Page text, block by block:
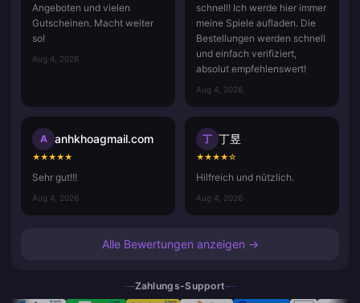
Angeboten und vielen
Gutscheinen. Macht weiter
so!
Aug 4, 2026
schnell! Ich werde hier immer
meine Spiele aufladen. Die
Bestellungen werden schnell
und einfach verifiziert,
absolut empfehlenswert!
Aug 4, 2026
A anhkhoagmail.com
★★★★★
Sehr gut!!!
Aug 4, 2026
丁 丁昱
★★★★☆
Hilfreich und nützlich.
Aug 4, 2026
Alle Bewertungen anzeigen →
Zahlungs-Support